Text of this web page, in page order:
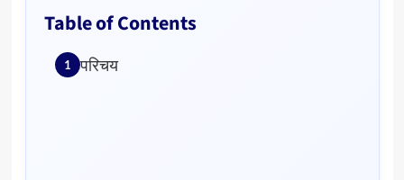
Table of Contents
परिचय